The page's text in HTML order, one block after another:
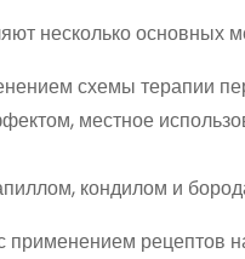
несколько основных
схемы терапии
местное
кондилом и
рецептов